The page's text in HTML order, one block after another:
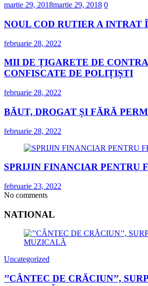
martie 29, 2018martie 29, 2018 0
NOUL COD RUTIER A INTRAT
februarie 28, 2022
MII DE ȚIGARETE DE
CONFISCATE DE POLIȚIȘTI
februarie 28, 2022
BĂUT, DROGAT ȘI FĂRĂ
februarie 28, 2022
SPRIJIN FINANCIAR PENTRU
februarie 23, 2022
No comments
NATIONAL
Uncategorized
’’CÂNTEC DE CRĂCIUN’’,